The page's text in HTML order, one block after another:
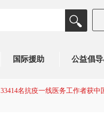
国际援助 公益倡
33414名抗疫一线医务工作者获